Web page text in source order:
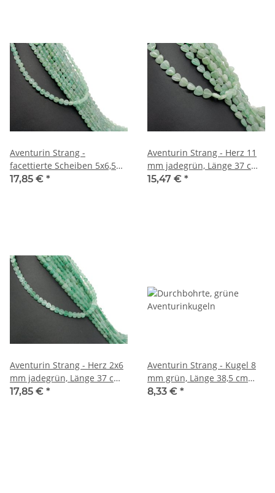
Aventurin Strang -
facettierte Scheiben 5x6,5
mm Grüntöne, Länge 38 cm
17,85 € *
Aventurin Strang - Herz 11
mm jadegrün, Länge 37 cm
/5957
15,47 € *
Aventurin Strang - Herz 2x6
mm jadegrün, Länge 37 cm
/6183
17,85 € *
Aventurin Strang - Kugel 8
mm grün, Länge 38,5 cm
/4222
8,33 € *